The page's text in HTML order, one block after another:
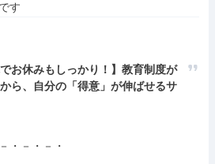
す
お休みもしっかり！】教育制度が
ら、自分の「得意」が伸ばせるサ
・－・－・